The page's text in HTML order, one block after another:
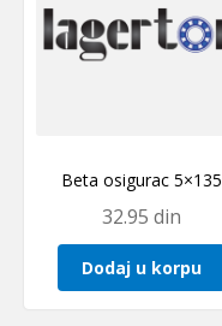
Beta osigurac 5×135
32.95 din
Dodaj u korpu